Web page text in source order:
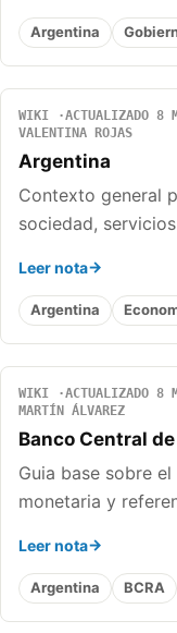
Argentina
WIKI ACTUALIZADO 8
VALENTINA ROJAS
Argentina
Contexto general
sociedad,
Leer nota
Argentina
WIKI ACTUALIZADO 8
MARTÍN ÁLVAREZ
Banco Central
Guia base sobre
monetaria y
Leer nota
Argentina BCRA